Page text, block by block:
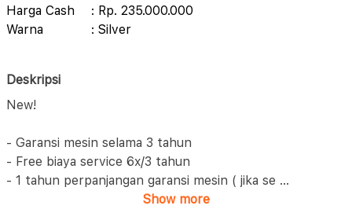
Harga Cash
: Rp. 235.000.000
Warna
: Silver
Deskripsi
New!
- Garansi mesin selama 3 tahun
- Free biaya service 6x/3 tahun
- 1 tahun perpanjangan garansi mesin ( jika se ...
Show more